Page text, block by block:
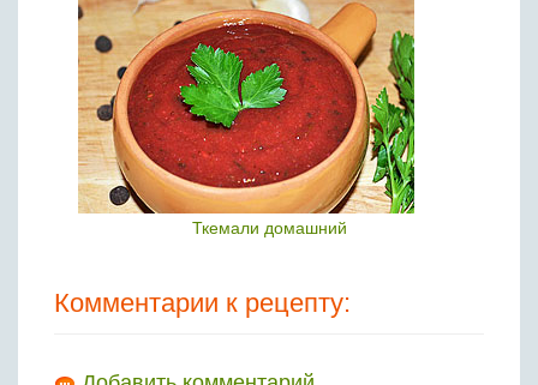
Ткемали домашний
Комментарии к рецепту: